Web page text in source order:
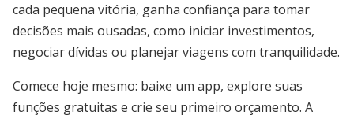
cada pequena vitória, ganha confiança para tomar
decisões mais ousadas, como iniciar investimentos,
negociar dívidas ou planejar viagens com tranquilidade.
Comece hoje mesmo: baixe um app, explore suas
funções gratuitas e crie seu primeiro orçamento. A